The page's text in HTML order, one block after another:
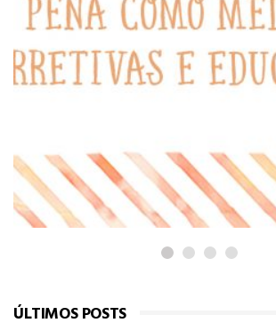
a pena como medidas corretivas e
educativas?
ÚLTIMOS POSTS